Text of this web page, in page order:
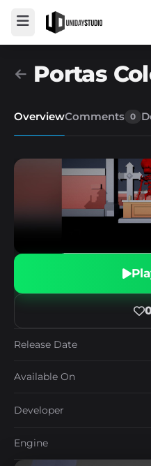
Portas
OverviewComments 0
Release Date
Available On
Developer
Engine